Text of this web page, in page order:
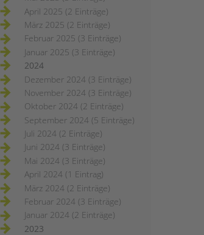
April 2025 (2 Einträge)
März 2025 (2 Einträge)
Februar 2025 (3 Einträge)
Januar 2025 (3 Einträge)
2024
Dezember 2024 (3 Einträge)
November 2024 (3 Einträge)
Oktober 2024 (2 Einträge)
September 2024 (5 Einträge)
Juli 2024 (2 Einträge)
Juni 2024 (3 Einträge)
Mai 2024 (3 Einträge)
April 2024 (1 Eintrag)
März 2024 (2 Einträge)
Februar 2024 (3 Einträge)
Januar 2024 (2 Einträge)
2023